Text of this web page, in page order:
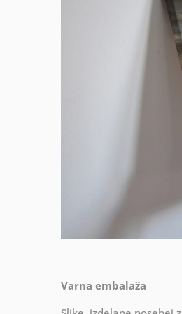
Varna embalaža